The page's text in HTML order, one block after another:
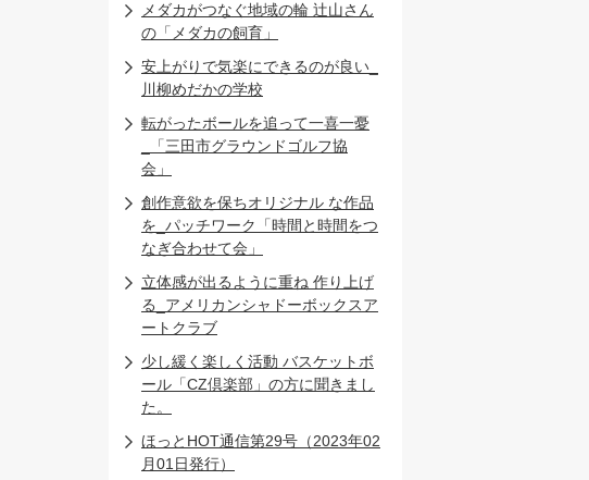
メダカがつなぐ地域の輪 辻山さん
の「メダカの飼育」
安上がりで気楽にできるのが良い_
川柳めだかの学校
転がったボールを追って一喜一憂
_「三田市グラウンドゴルフ協
会」
創作意欲を保ちオリジナル な作品
を_パッチワーク「時間と時間をつ
なぎ合わせて会」
立体感が出るように重ね 作り上げ
る_アメリカンシャドーボックスア
ートクラブ
少し緩く楽しく活動 バスケットボ
ール「CZ倶楽部」の方に聞きまし
た。
ほっとHOT通信第29号（2023年02
月01日発行）